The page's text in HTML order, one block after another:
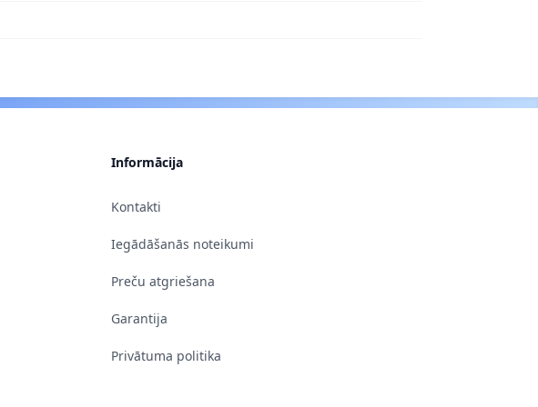
Informācija
Kontakti
Iegādāšanās noteikumi
Preču atgriešana
Garantija
Privātuma politika